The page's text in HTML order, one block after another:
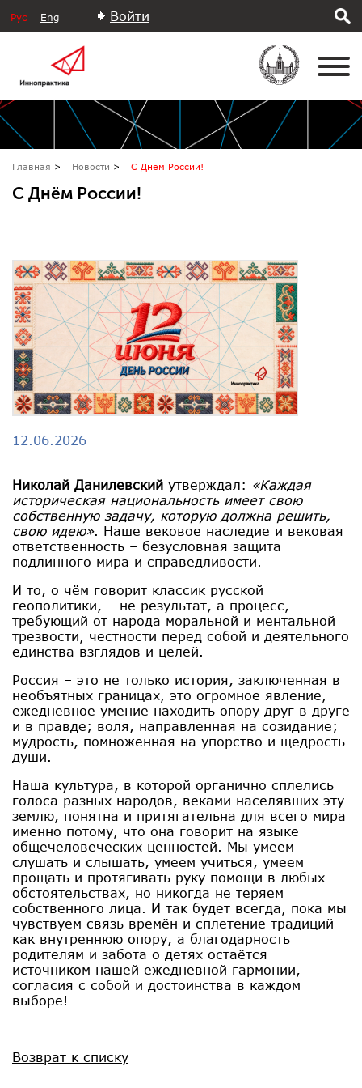
Рус Eng Войти
Главная Новости С Днём России!
С Днём России!
12.06.2026
Николай Данилевский утверждал: «Каждая
историческая национальность имеет свою
собственную задачу, которую должна решить,
свою идею». Наше вековое наследие и вековая
ответственность – безусловная защита
подлинного мира и справедливости.
И то, о чём говорит классик русской
геополитики, – не результат, а процесс,
требующий от народа моральной и ментальной
трезвости, честности перед собой и деятельного
единства взглядов и целей.
Россия – это не только история, заключенная в
необъятных границах, это огромное явление,
ежедневное умение находить опору друг в друге
и в правде; воля, направленная на созидание;
мудрость, помноженная на упорство и щедрость
души.
Наша культура, в которой органично сплелись
голоса разных народов, веками населявших эту
землю, понятна и притягательна для всего мира
именно потому, что она говорит на языке
общечеловеческих ценностей. Мы умеем
слушать и слышать, умеем учиться, умеем
прощать и протягивать руку помощи в любых
обстоятельствах, но никогда не теряем
собственного лица. И так будет всегда, пока мы
чувствуем связь времён и сплетение традиций
как внутреннюю опору, а благодарность
родителям и забота о детях остаётся
источником нашей ежедневной гармонии,
согласия с собой и достоинства в каждом
выборе!
Возврат к списку